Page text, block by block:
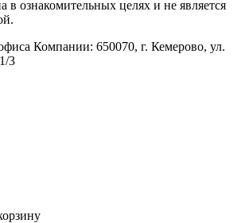
в ознакомительных целях и не является
Компании: 650070, г. Кемерово, ул.
3